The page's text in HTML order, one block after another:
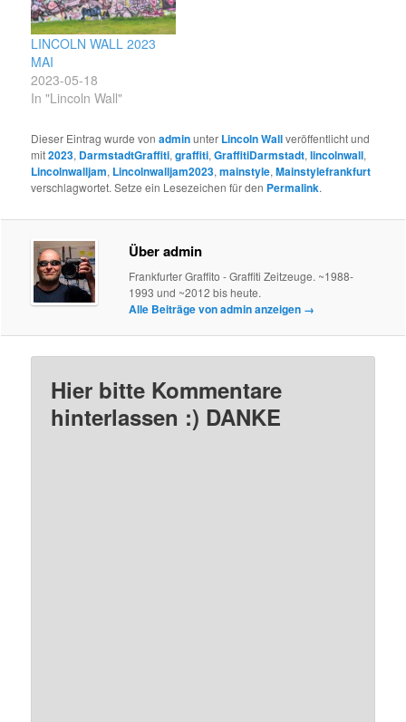
LINCOLN WALL 2023
MAI
2023-05-18
In "Lincoln Wall"
Dieser Eintrag wurde vonadminunter Lincoln Wallveröffentlicht und
mit2023, DarmstadtGraffiti,graffiti,GraffitiDarmstadt,lincolnwall,
Lincolnwalljam, Lincolnwalljam2023,mainstyle,Mainstylefrankfurt
verschlagwortet. Setze ein Lesezeichen für den Permalink.
Über admin
Frankfurter Graffito - Graffiti Zeitzeuge. ~1988-
1993 und ~2012 bis heute.
Alle Beiträge von admin anzeigen →
Hier bitte Kommentare
hinterlassen :) DANKE